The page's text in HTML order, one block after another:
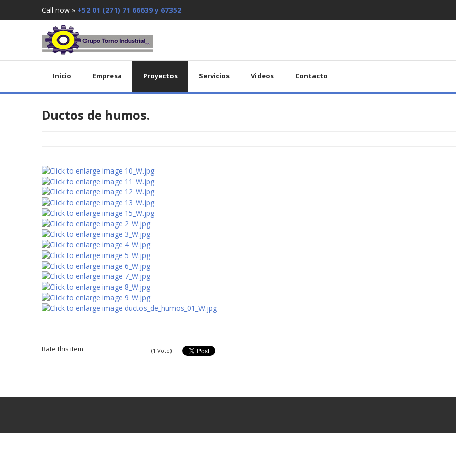
Call now » +52 01 (271) 71 66639 y 67352
Inicio Empresa Proyectos Servicios Videos Contacto
Ductos de humos.
Rate this item (1 Vote)